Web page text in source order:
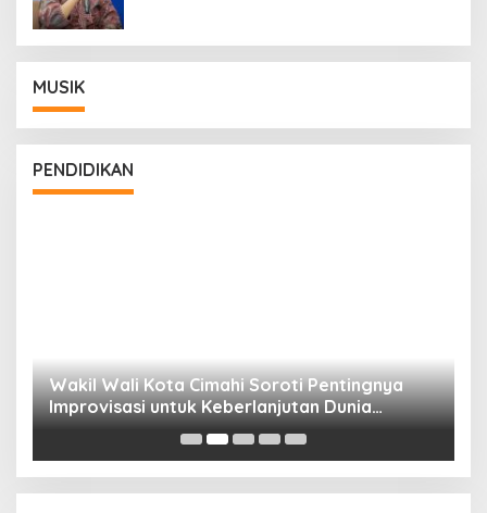
MUSIK
PENDIDIKAN
Wakil Wali Kota Cimahi Soroti Pentingnya
Improvisasi untuk Keberlanjutan Dunia
Pendidikan